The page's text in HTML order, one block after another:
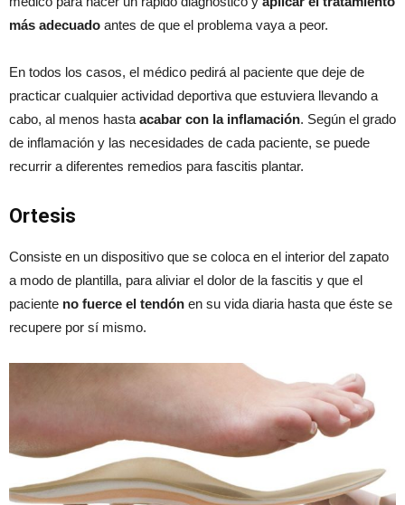
más adecuado antes de que el problema vaya a peor.
En todos los casos, el médico pedirá al paciente que deje de
practicar cualquier actividad deportiva que estuviera llevando a
cabo, al menos hasta acabar con la inflamación. Según el grado
de inflamación y las necesidades de cada paciente, se puede
recurrir a diferentes remedios para fascitis plantar.
Ortesis
Consiste en un dispositivo que se coloca en el interior del zapato
a modo de plantilla, para aliviar el dolor de la fascitis y que el
paciente no fuerce el tendón en su vida diaria hasta que éste se
recupere por sí mismo.